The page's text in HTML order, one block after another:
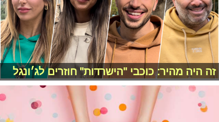
זה היה מהיר: כוכבי "הישרדות" חוזרים לג׳ונגל